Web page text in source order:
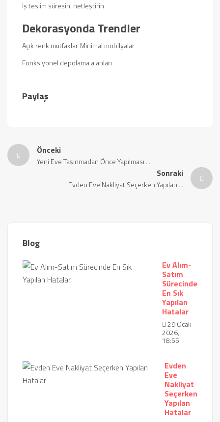
İş teslim süresini netleştirin
Dekorasyonda Trendler
Açık renk mutfaklar Minimal mobilyalar
Fonksiyonel depolama alanları
Paylaş
Önceki
Yeni Eve Taşınmadan Önce Yapılması ...
Sonraki
Evden Eve Nakliyat Seçerken Yapılan ...
Blog
Ev Alım-
Satım
Sürecinde
En Sık
Yapılan
Hatalar
29 Ocak
2026,
18:55
Evden
Eve
Nakliyat
Seçerken
Yapılan
Hatalar